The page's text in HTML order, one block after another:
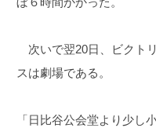
次いで翌20日、ビクト
スは劇場である。
「日比谷公会堂より少